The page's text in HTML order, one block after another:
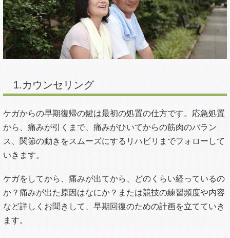
1.カウンセリング
ケガからの早期復帰の鍵は最初の処置の仕方です。応急処置
から、痛みが引くまで、痛みがひいてからの筋肉のバラン
ス、関節の動きをスムーズにするリハビリまでフォローして
いきます。
ケガをしてから、痛みが出てから、どのくらい経っているの
か？痛みが出た原因はなにか？または競技の練習頻度や内容
など詳しくお聞きして、早期回復のための計画を立てていき
ます。